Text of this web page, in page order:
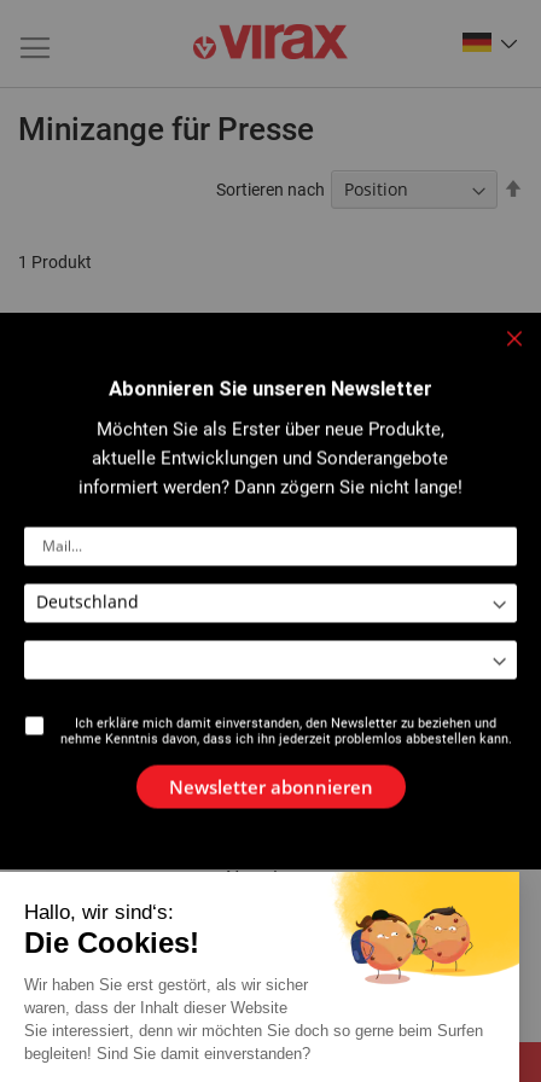
Minizange für Presse
1 Produkt
Sortieren nach
2525 : Mini-Krimpzange für
Ausführung M21+ / ML21+ /
Die Marke
Newsletter
Kontakt
Abonnieren Sie unseren Newsletter
Möchten Sie als Erster über neue Produkte,
aktuelle Entwicklungen und Sonderangebote
informiert werden? Dann zögern Sie nicht lange!
Ich erkläre mich damit einverstanden, den Newsletter zu beziehen und
nehme Kenntnis davon, dass ich ihn jederzeit problemlos abbestellen kann.
Newsletter abonnieren
Hallo, wir sind‘s:
Die Cookies!
Wir haben Sie erst gestört, als wir sicher
waren, dass der Inhalt dieser Website
Sie interessiert, denn wir möchten Sie doch so gerne beim Surfen
begleiten! Sind Sie damit einverstanden?